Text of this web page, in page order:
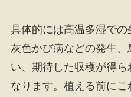
具体的には高温多湿で
灰色かび病などの発生
い、期待した収穫が得
なります。植える前に